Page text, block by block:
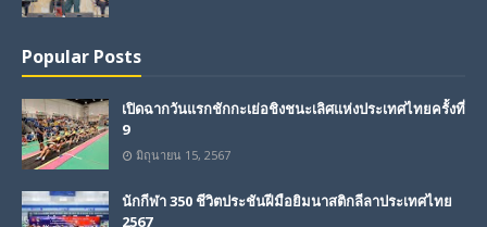
Popular Posts
เปิดฉากวันแรกชักกะเย่อชิงชนะเลิศแห่งประเทศไทยครั้งที่
9
มิถุนายน 15, 2567
นักกีฬา 350 ชีวิตประชันฝีมือยิมนาสติกลีลาประเทศไทย
2567